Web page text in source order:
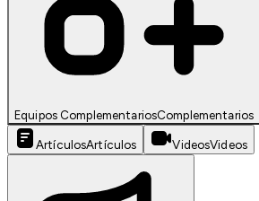
Equipos ComplementariosComplementarios
ArtículosArtículos VideosVideos